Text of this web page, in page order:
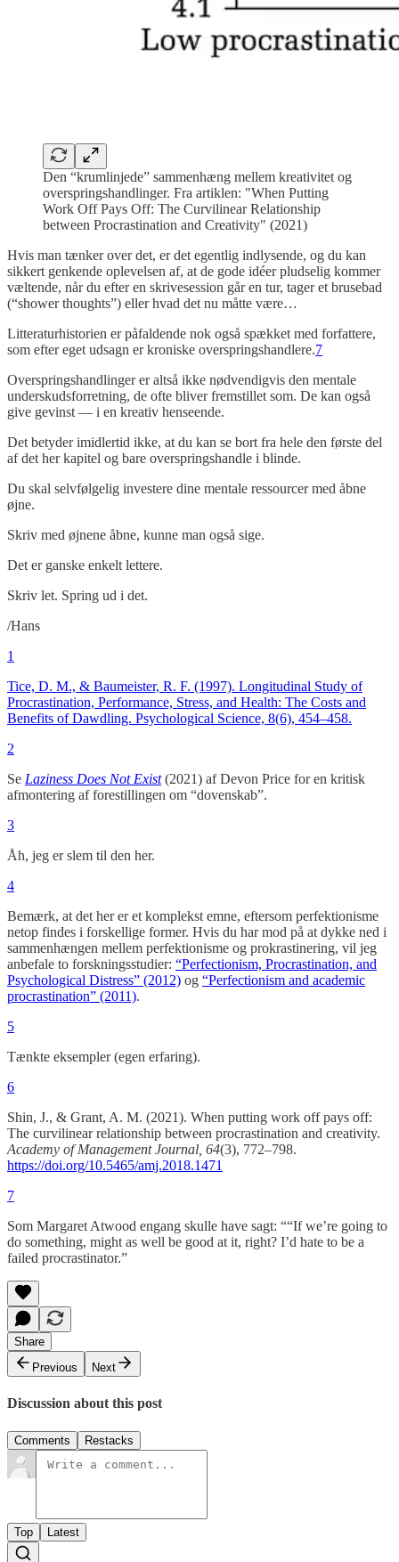
Den “krumlinjede” sammenhæng mellem kreativitet og
overspringshandlinger. Fra artiklen: "When Putting
Work Off Pays Off: The Curvilinear Relationship
between Procrastination and Creativity" (2021)
Hvis man tænker over det, er det egentlig indlysende, og du kan
sikkert genkende oplevelsen af, at de gode idéer pludselig kommer
væltende, når du efter en skrivesession går en tur, tager et brusebad
(“shower thoughts”) eller hvad det nu måtte være…
Litteraturhistorien er påfaldende nok også spækket med forfattere,
som efter eget udsagn er kroniske overspringshandlere.7
Overspringshandlinger er altså ikke nødvendigvis den mentale
underskudsforretning, de ofte bliver fremstillet som. De kan også
give gevinst — i en kreativ henseende.
Det betyder imidlertid ikke, at du kan se bort fra hele den første del
af det her kapitel og bare overspringshandle i blinde.
Du skal selvfølgelig investere dine mentale ressourcer med åbne
øjne.
Skriv med øjnene åbne, kunne man også sige.
Det er ganske enkelt lettere.
Skriv let. Spring ud i det.
/Hans
1
Tice, D. M., & Baumeister, R. F. (1997). Longitudinal Study of
Procrastination, Performance, Stress, and Health: The Costs and
Benefits of Dawdling. Psychological Science, 8(6), 454–458.
2
Se Laziness Does Not Exist(2021) af Devon Price for en kritisk
afmontering af forestillingen om “dovenskab”.
3
Åh, jeg er slem til den her.
4
Bemærk, at det her er et komplekst emne, eftersom perfektionisme
netop findes i forskellige former. Hvis du har mod på at dykke ned i
sammenhængen mellem perfektionisme og prokrastinering, vil jeg
anbefale to forskningsstudier: “Perfectionism, Procrastination, and
Psychological Distress” (2012) og “Perfectionism and academic
procrastination” (2011).
5
Tænkte eksempler (egen erfaring).
6
Shin, J., & Grant, A. M. (2021). When putting work off pays off:
The curvilinear relationship between procrastination and creativity.
Academy of Management Journal, 64(3), 772–798.
https://doi.org/10.5465/amj.2018.1471
7
Som Margaret Atwood engang skulle have sagt: ““If we’re going to
do something, might as well be good at it, right? I’d hate to be a
failed procrastinator.”
Share
Previous
Next
Discussion about this post
Comments Restacks
Top Latest